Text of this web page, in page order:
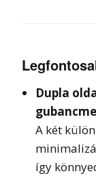
Dupla
A két
így